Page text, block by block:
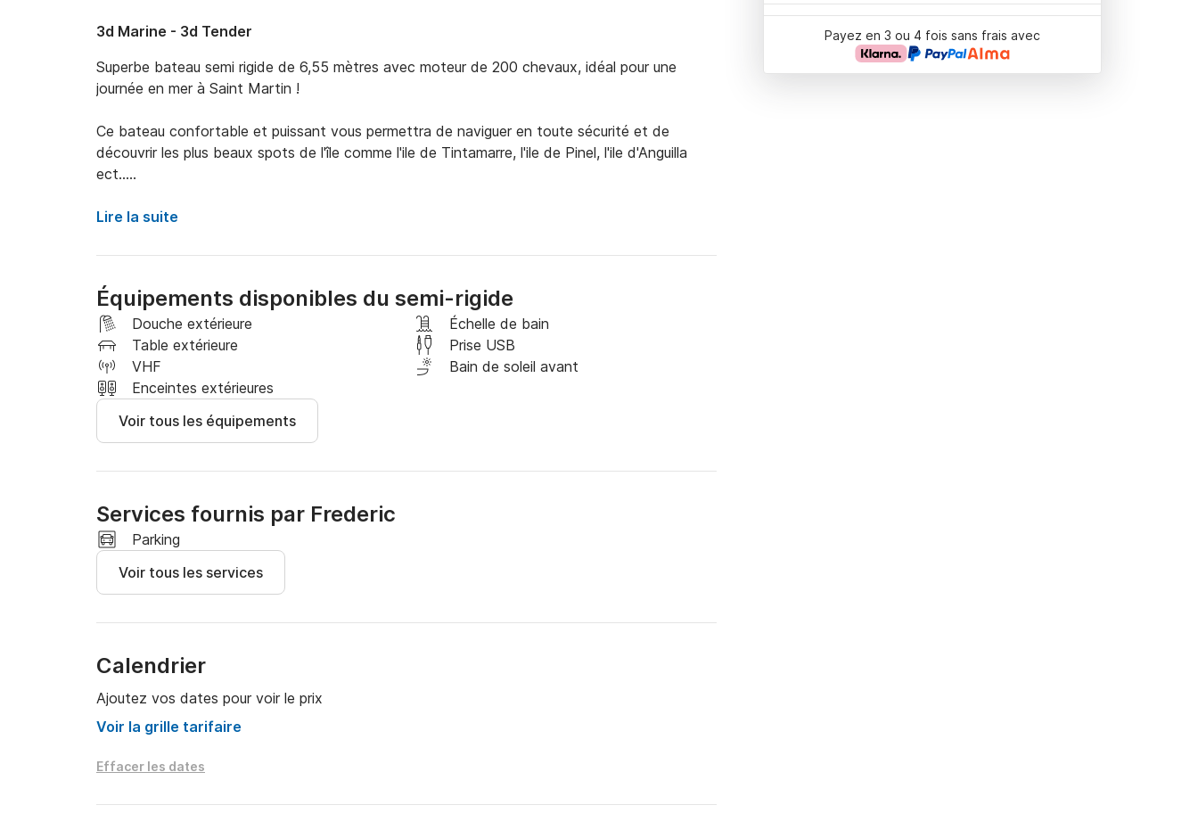
3d Marine - 3d Tender
Superbe bateau semi rigide de 6,55 mètres avec moteur de 200 chevaux, idéal pour une
journée en mer à Saint Martin !
Ce bateau confortable et puissant vous permettra de naviguer en toute sécurité et de
découvrir les plus beaux spots de l'île comme l'ile de Tintamarre, l'ile de Pinel, l'ile d'Anguilla
ect..
Parfait pour des sorties en famille ou entre amis, il est équipé de tout le nécessaire pour
Ne tardez plus, réservez dès maintenant votre location et partez à l'aventure à bord de ce
magnifique bateau semi rigide !
Lire la suite
Équipements disponibles du semi-rigide
Douche extérieure
Échelle de bain
Table extérieure
Prise USB
VHF
Bain de soleil avant
Enceintes extérieures
Voir tous les équipements
Services fournis par Frederic
Parking
Voir tous les services
Calendrier
Ajoutez vos dates pour voir le prix
Voir la grille tarifaire
Effacer les dates
Payez en 3 ou 4 fois sans frais avec